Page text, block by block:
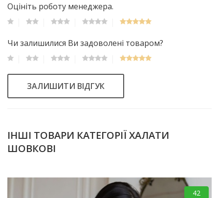
Оцініть роботу менеджера.
Чи залишилися Ви задоволені товаром?
ЗАЛИШИТИ ВІДГУК
ІНШІ ТОВАРИ КАТЕГОРІЇ ХАЛАТИ
ШОВКОВІ
42